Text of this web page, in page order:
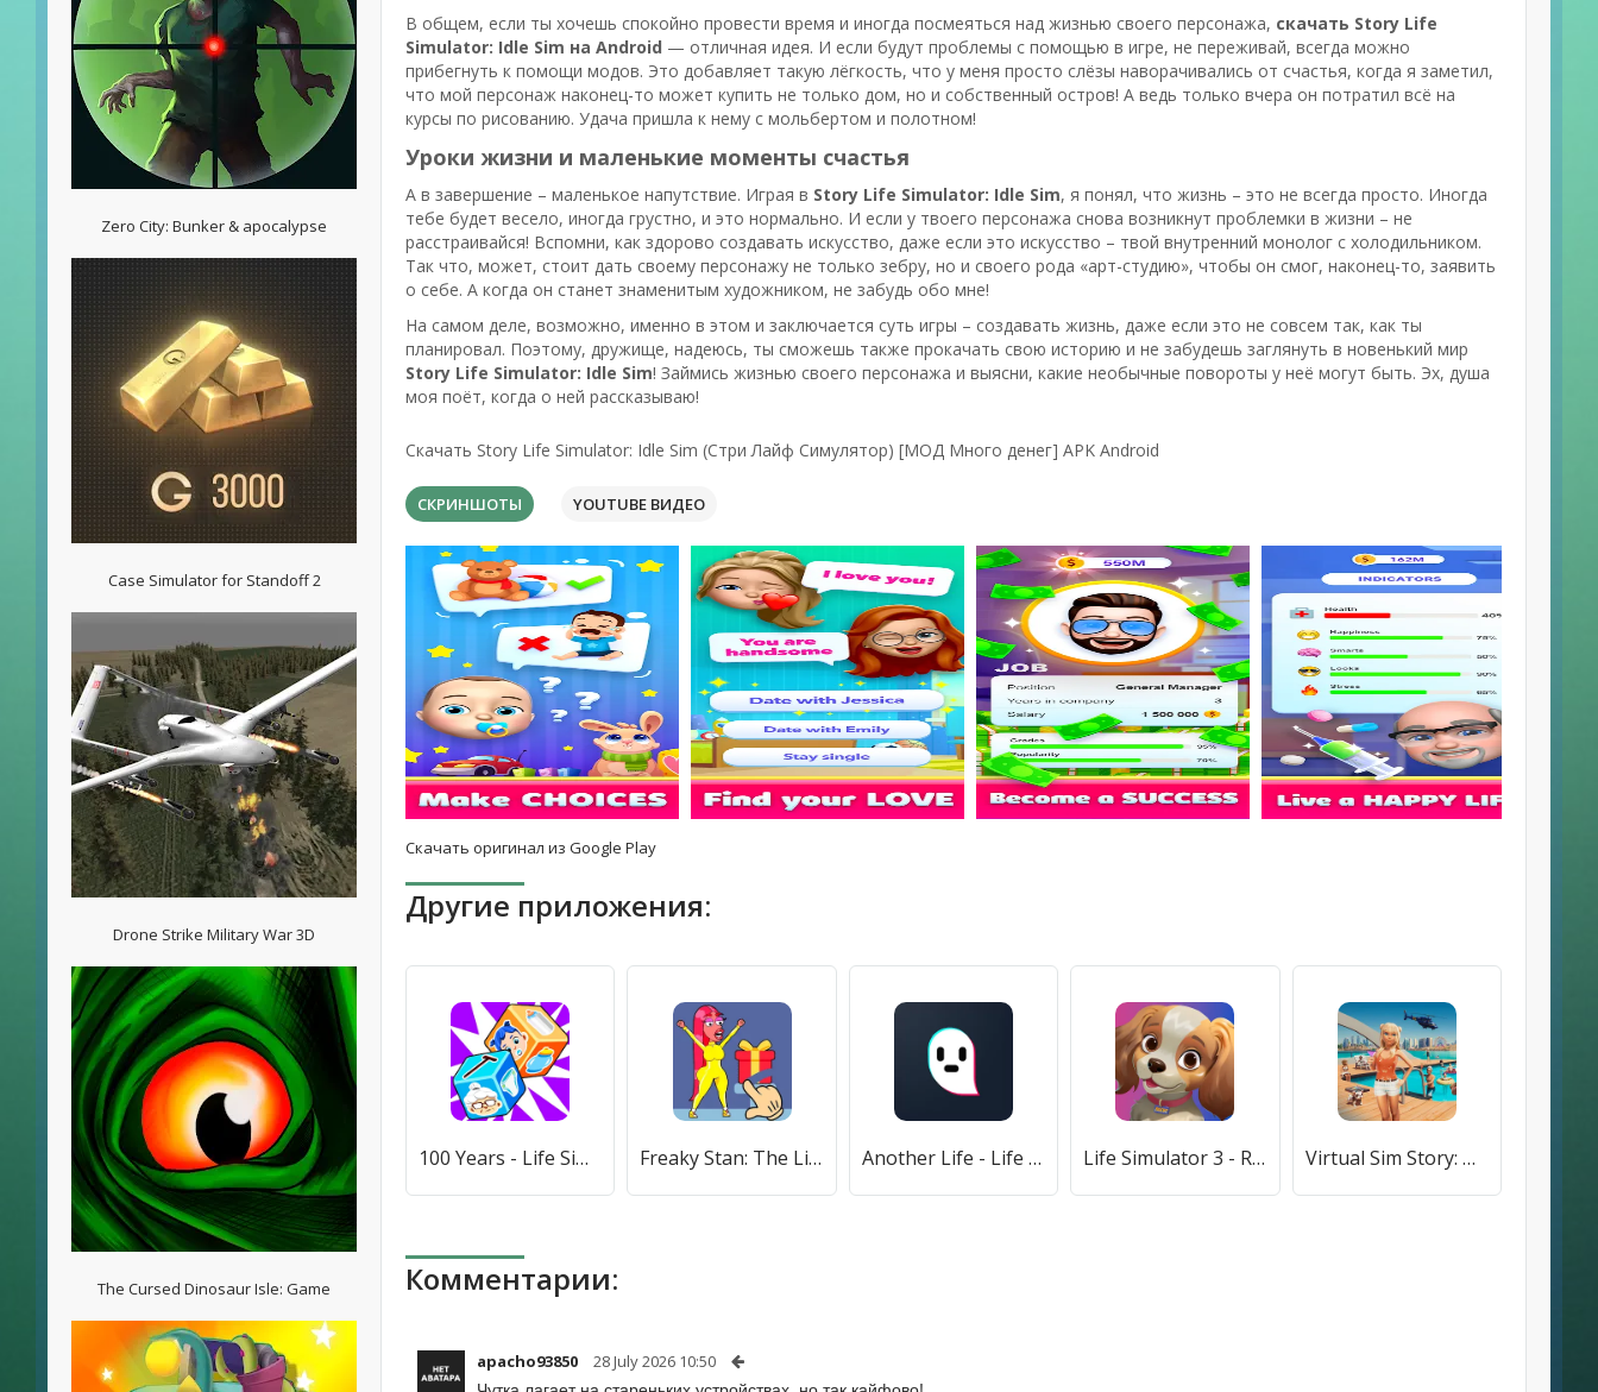
Zero City: Bunker & apocalypse
Case Simulator for Standoff 2
Drone Strike Military War 3D
The Cursed Dinosaur Isle: Game
В общем, если ты хочешь спокойно провести время и иногда посмеяться над жизнью своего персонажа, скачать Story Life
Simulator: Idle Sim на Android — отличная идея. И если будут проблемы с помощью в игре, не переживай, всегда можно
прибегнуть к помощи модов. Это добавляет такую лёгкость, что у меня просто слёзы наворачивались от счастья, когда я заметил,
что мой персонаж наконец-то может купить не только дом, но и собственный остров! А ведь только вчера он потратил всё на
курсы по рисованию. Удача пришла к нему с мольбертом и полотном!
Уроки жизни и маленькие моменты счастья
А в завершение – маленькое напутствие. Играя в Story Life Simulator: Idle Sim, я понял, что жизнь – это не всегда просто. Иногда
тебе будет весело, иногда грустно, и это нормально. И если у твоего персонажа снова возникнут проблемки в жизни – не
расстраивайся! Вспомни, как здорово создавать искусство, даже если это искусство – твой внутренний монолог с холодильником.
Так что, может, стоит дать своему персонажу не только зебру, но и своего рода «арт-студию», чтобы он смог, наконец-то, заявить
о себе. А когда он станет знаменитым художником, не забудь обо мне!
На самом деле, возможно, именно в этом и заключается суть игры – создавать жизнь, даже если это не совсем так, как ты
планировал. Поэтому, дружище, надеюсь, ты сможешь также прокачать свою историю и не забудешь заглянуть в новенький мир
Story Life Simulator: Idle Sim! Займись жизнью своего персонажа и выясни, какие необычные повороты у неё могут быть. Эх, душа
моя поёт, когда о ней рассказываю!
Скачать Story Life Simulator: Idle Sim (Стри Лайф Симулятор) [МОД Много денег] APK Android
СКРИНШОТЫ YOUTUBE ВИДЕО
Скачать оригинал из Google Play
Другие приложения:
100 Years - Life Simulator (Лет) [МОД Mega Pack] APK Android Freaky Stan: The Life Story (Фрики Стэн) [МОД Premium] APK Android Another Life - Life Simulator (Аназер Лайф) [МОД Все открыто] APK Android Life Simulator 3 - Real Life (Лайф Симулятор 3) [МОД Mega Pack] APK Android Virtual Sim Story: Home & Life (Виртуальная история симулятора) [МОД Unlocked] APK Android
Комментарии:
apacho93850 28 July 2026 10:50